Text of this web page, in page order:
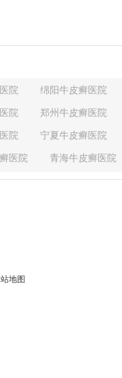
院 绵阳牛皮癣医院
院 郑州牛皮癣医院
院 宁夏牛皮癣医院
医院 青海牛皮癣医院
院 河北牛皮癣医院
院
地图